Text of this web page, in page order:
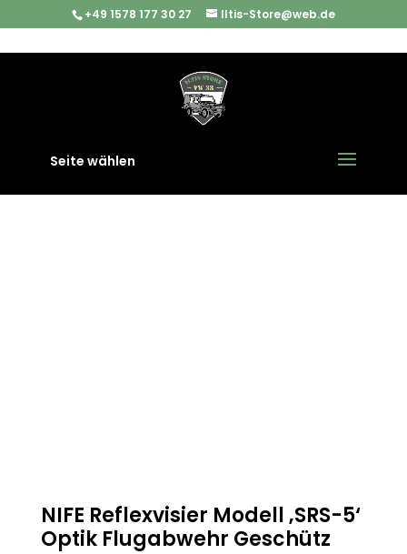
+49 1578 177 30 27 Iltis-Store@web.de
Seite wählen
/ NIFE Reflexvisier Modell ‚SRS-5‘ Optik
NIFE Reflexvisier Modell ‚SRS-5‘
Optik Flugabwehr Geschütz